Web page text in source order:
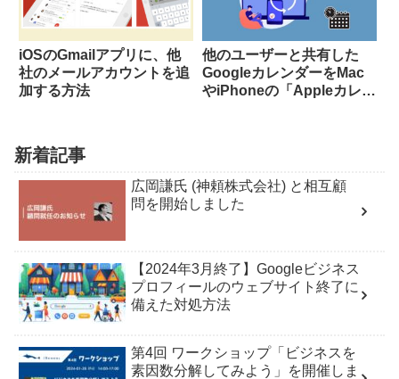
iOSのGmailアプリに、他
社のメールアカウントを追
加する方法
他のユーザーと共有した
GoogleカレンダーをMac
やiPhoneの「Appleカレン
新着記事
広岡謙氏 (神頼株式会社) と相互顧
問を開始しました
【2024年3月終了】Googleビジネス
プロフィールのウェブサイト終了に
備えた対処方法
第4回 ワークショップ「ビジネスを
素因数分解してみよう」を開催しま